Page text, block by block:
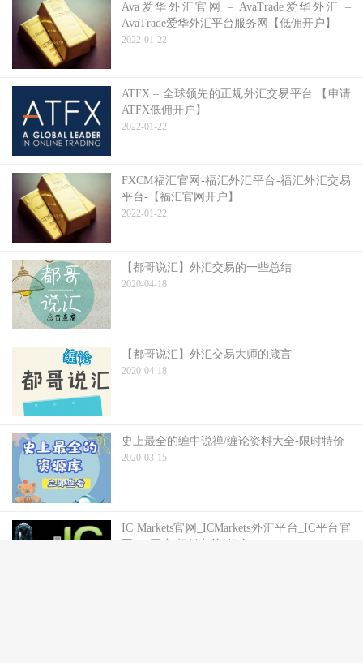
Ava爱华外汇官网 – AvaTrade爱华外汇 –
AvaTrade爱华外汇平台服务网【低佣开户】
2022-01-22
ATFX – 全球领先的正规外汇交易平台 【申请
ATFX低佣开户】
2022-01-22
FXCM福汇官网-福汇外汇平台-福汇外汇交易
平台-【福汇官网开户】
2022-01-22
【都哥说汇】外汇交易的一些总结
2020-04-18
【都哥说汇】外汇交易大师的箴言
2020-04-18
史上最全的缠中说禅/缠论资料大全-限时特价
2020-03-15
IC Markets官网_ICMarkets外汇平台_IC平台官
网_IC开户 超低点差0佣金